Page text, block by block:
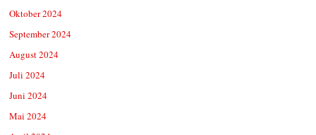
Oktober 2024
September 2024
August 2024
Juli 2024
Juni 2024
Mai 2024